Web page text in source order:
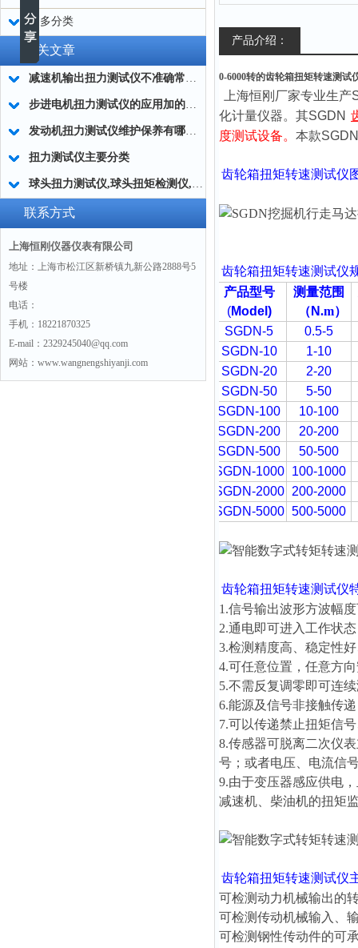
更多分类
相关文章
减速机输出扭力测试仪不准确常用的处理方法
步进电机扭力测试仪的应用加的广泛
发动机扭力测试仪维护保养有哪些分类?
扭力测试仪主要分类
球头扭力测试仪,球头扭矩检测仪,汽车球头旋转扭矩测定仪
联系方式
上海恒刚仪器仪表有限公司
地址：上海市松江区新桥镇九新公路2888号5
号楼
电话：
手机：18221870325
E-mail：2329245040@qq.com
网站：www.wangnengshiyanji.com
产品介绍：
0-6000转的齿轮箱扭矩转速测试
上海恒刚厂家专业生产
化计量仪器。其SGDN
度测试设备。 本款
齿轮箱扭矩转速测试仪
齿轮箱扭矩转速测试仪
产品型号
(Model)
测量范围
（ N.m）
SGDN-5
0.5-5
SGDN-10
1-10
SGDN-20
2-20
SGDN-50
5-50
SGDN-100
10-100
SGDN-200
20-200
SGDN-500
50-500
SGDN-1000 100-1000
SGDN-2000 200-2000
SGDN-5000 500-5000
齿轮箱扭矩转速测试仪
1.信号输出波形方波幅
2.通电即可进入工作状
3.检测精度高、稳定性
4.可任意位置，任意方
5.不需反复调零即可连
6.能源及信号非接触传
7.可以传递禁止扭矩信
8.传感器可脱离二次仪
号；或者电压、电流信
9.由于变压器感应供电
减速机、柴油机的扭矩
齿轮箱扭矩转速测试仪
可检测动力机械输出的
可检测传动机械输入、
可检测钢性传动件的可